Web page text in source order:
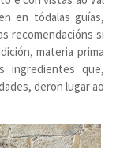
en tódalas guías,
recomendacións si
materia prima
ingredientes que,
deron lugar ao